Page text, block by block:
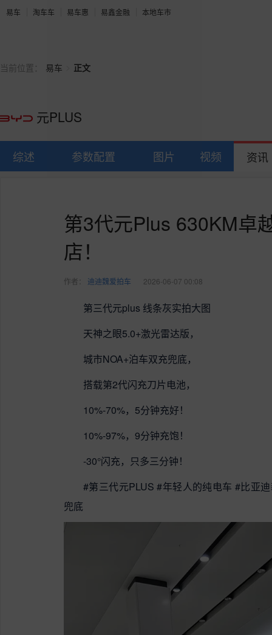
易车 淘车车 易车惠 易鑫金融 本地车市
当前位置： 易车 正文
元PLUS
综述 参数配置 图片 视频 资讯
第3代元Plus 630KM卓
店！
作者： 迪迪魏爱拍车 2026-06-07 00:08
第三代元plus 线条灰实拍大图
天神之眼5.0+激光雷达版，
城市NOA+泊车双充兜底，
搭载第2代闪充刀片电池，
10%-70%，5分钟充好！
10%-97%，9分钟充饱！
-30°闪充，只多三分钟！
#第三代元PLUS #年轻人的纯电车 #比亚
兜底